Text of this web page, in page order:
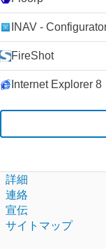
INAV -
FireShot
Internet Explorer 8
詳細
連絡
宣伝
サイトマップ